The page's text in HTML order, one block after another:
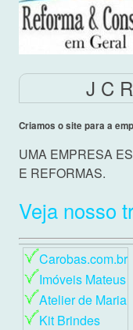
J C
Criamos o site para a
UMA EMPRESA
E REFORMAS.
Veja nosso
Carobas.com.br
Imóveis Mateus
Atelier de Maria
Kit Brindes